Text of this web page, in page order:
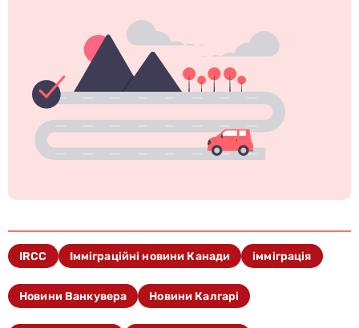
IRCC Імміграційні новини Канади імміграція
Новини Ванкувера Новини Калгарі